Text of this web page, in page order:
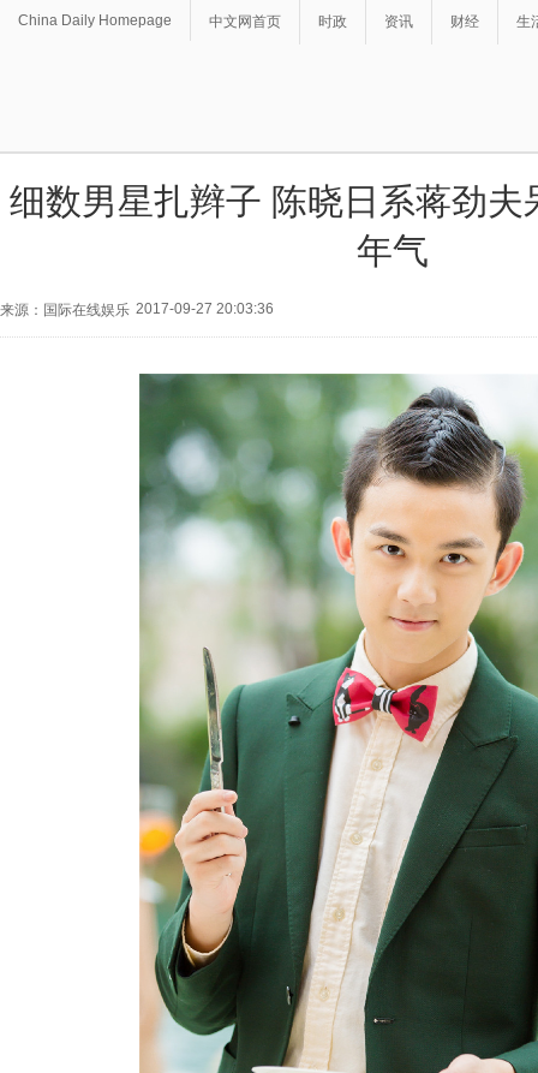
China Daily Homepage 中文网首页 时政 资讯 财经 生
细数男星扎辫子 陈晓日系蒋劲夫
年气
来源：国际在线娱乐 2017-09-27 20:03:36